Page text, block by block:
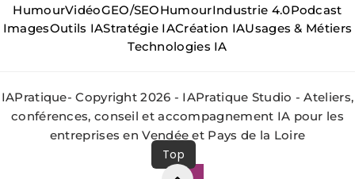
HumourVidéoGEO/SEOHumourIndustrie 4.0Podcast
ImagesOutils IAStratégie IACréation IAUsages & Métiers
Technologies IA
IAPratique- Copyright 2026 - IAPratique Studio - Ateliers,
conférences, conseil et accompagnement IA pour les
entreprises en Vendée et Pays de la Loire
Top